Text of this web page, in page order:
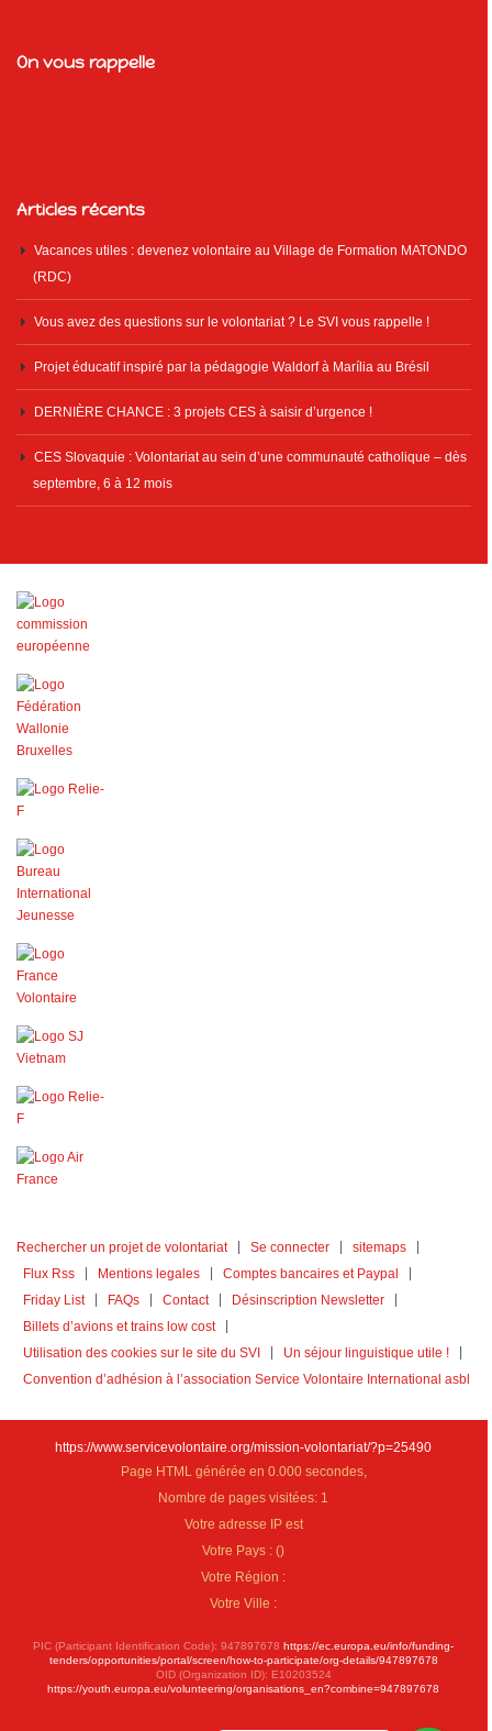
On vous rappelle
Articles récents
Vacances utiles : devenez volontaire au Village de Formation MATONDO
(RDC)
Vous avez des questions sur le volontariat ? Le SVI vous rappelle !
Projet éducatif inspiré par la pédagogie Waldorf à Marília au Brésil
DERNIÈRE CHANCE : 3 projets CES à saisir d’urgence !
CES Slovaquie : Volontariat au sein d’une communauté catholique – dès
septembre, 6 à 12 mois
Rechercher un projet de volontariat Se connecter
sitemaps
Flux Rss
Mentions legales
Comptes bancaires et Paypal
Friday List
FAQs Contact
Désinscription Newsletter
Billets d’avions et trains low cost
Utilisation des cookies sur le site du SVI
Un séjour linguistique utile !
Convention d’adhésion à l’association Service Volontaire International asbl
https://www.servicevolontaire.org/mission-volontariat/?p=25490
Page HTML générée en 0.000 secondes,
Nombre de pages visitées: 1
Votre adresse IP est
Votre Pays :()
Votre Région :
Votre Ville :
PIC (Participant Identification Code): 947897678https://ec.europa.eu/info/funding-
tenders/opportunities/portal/screen/how-to-participate/org-details/947897678
OID (Organization ID): E10203524
https://youth.europa.eu/volunteering/organisations_en?combine=947897678